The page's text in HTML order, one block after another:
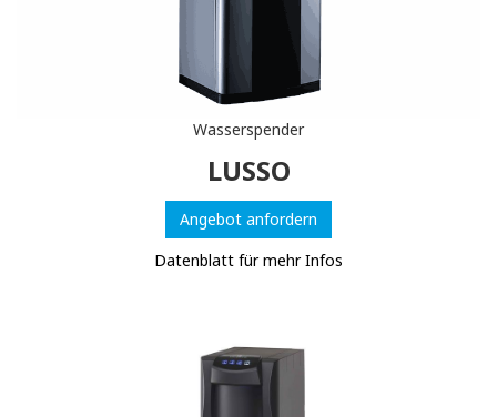
Wasserspender
LUSSO
Angebot anfordern
Datenblatt für mehr Infos